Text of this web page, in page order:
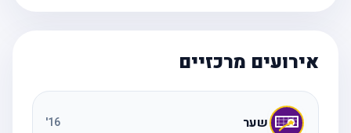
אירועים מרכזיים
שער 16
'